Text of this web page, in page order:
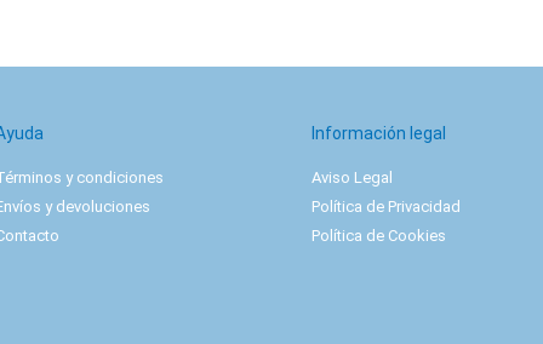
y condiciones
y devoluciones
Información legal
Aviso Legal
Política de Privacidad
Política de Cookies